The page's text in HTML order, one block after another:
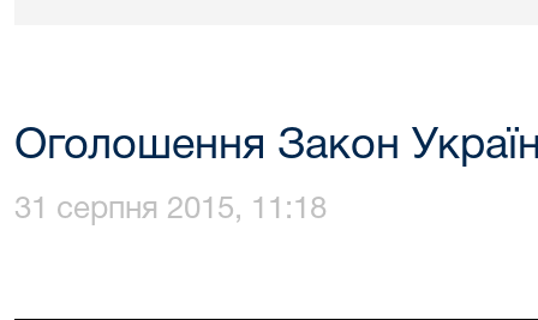
Оголошення Закон
31 серпня 2015, 11:18